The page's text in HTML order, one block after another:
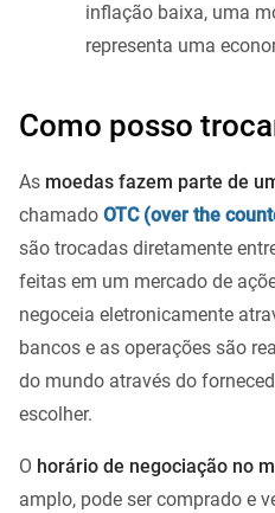
inflação baixa, uma
representa uma
Como posso
As moedas fazem parte de
chamado OTC (over the
são trocadas diretamente
feitas em um mercado de
negoceia eletronicamente
bancos e as operações são
do mundo através do
escolher.
O horário de negociação no
amplo, pode ser comprado e